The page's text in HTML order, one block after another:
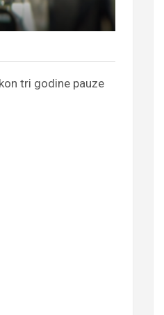
tri godine pauze